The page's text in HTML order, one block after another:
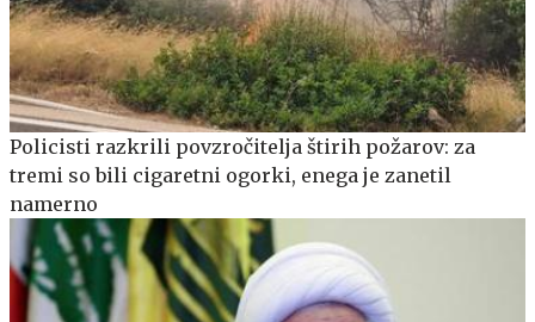
Policisti razkrili povzročitelja štirih požarov: za
tremi so bili cigaretni ogorki, enega je zanetil
namerno